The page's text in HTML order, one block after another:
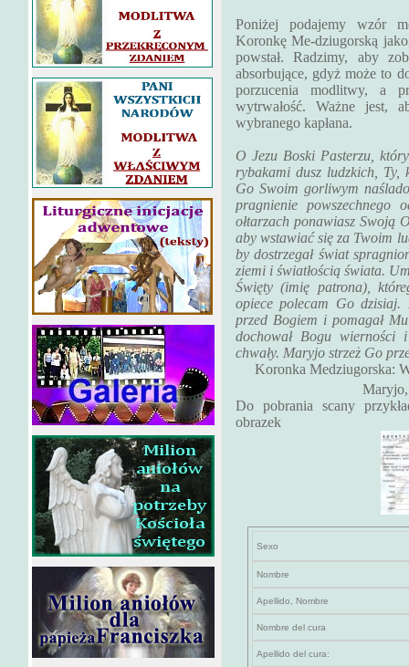
Poniżej podajemy wzór
Koronkę Me-dziugorską
powstał. Radzimy, aby
absorbujące, gdyż może to
porzucenia modlitwy, a
wytrwałość. Ważne jest,
wybranego kapłana.
O Jezu Boski Pasterzu,
rybakami dusz ludzkich, Ty,
Go Swoim gorliwym
pragnienie powszechnego
ołtarzach ponawiasz Swoją
aby wstawiać się za Twoim
by dostrzegał świat
ziemi i światłością świata.
Święty (imię patrona),
opiece polecam Go dzisiaj.
przed Bogiem i pomagał
dochował Bogu wierności
chwały. Maryjo strzeż Go
Koronka Medziugorska:
Do pobrania scany
obrazek
Sexo
Nombre
Apellido, Nombre
Nombre del cura
Apellido del cura: